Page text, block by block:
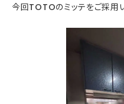
今回TOTOのミッテをご採用